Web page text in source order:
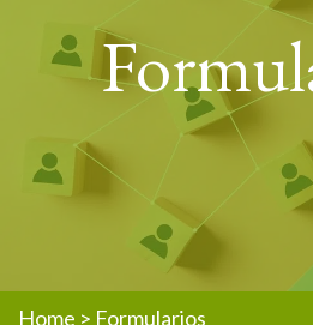
Home > Formularios